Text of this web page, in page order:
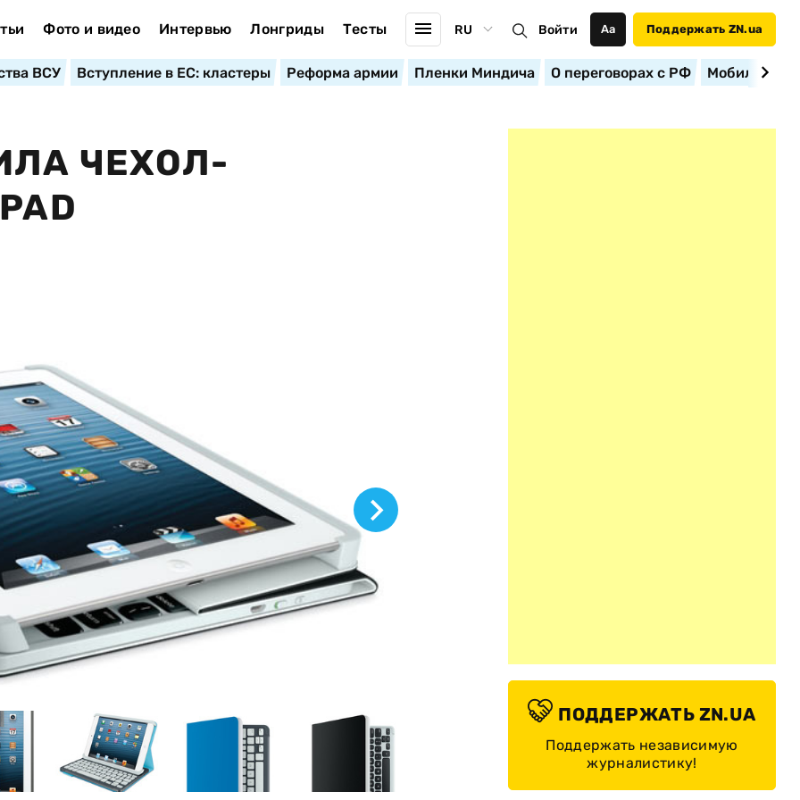
Фото и видео Интервью Лонгриды Тесты RU Войти Аа Поддержать ZN.ua
ВСУ Вступление в ЕС: кластеры Реформа армии Пленки Миндича О переговорах с РФ
ЧЕХОЛ-
ПОДДЕРЖАТЬ ZN.UA
Поддержать независимую
журналистику!